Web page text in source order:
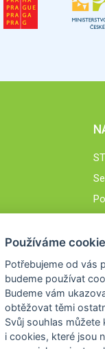
Používáme
Potřebujeme od vás
budeme používat
Budeme vám
obtěžovat těmi
Svůj souhlas
i cookies, které jsou